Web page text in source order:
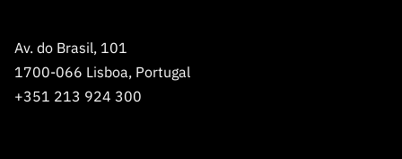
Av. do Brasil, 101
1700-066 Lisboa, Portugal
+351 213 924 300